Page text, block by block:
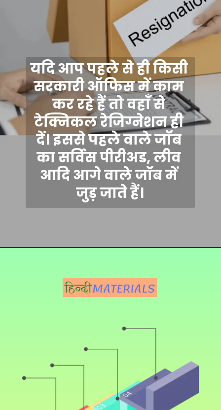
यदि आप पहले से ही किसी
सरकारी ऑफिस में काम
कर रहे हैं तो वहाँ से
टेक्निकल रेजिग्नेशन ही
दें। इससे पहले वाले जॉब
का सर्विस पीरीअड, लीव
आदि आगे वाले जॉब में
जुड़ जाते हैं।